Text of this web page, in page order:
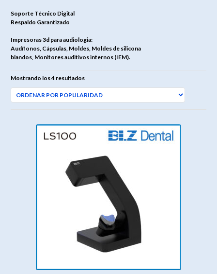
Soporte Técnico Digital
Respaldo Garantizado
Impresoras 3d para audiologia:
Audífonos, Cápsulas, Moldes, Moldes de silicona
blandos, Monitores auditivos internos (IEM).
Mostrando los 4 resultadosOrdenado
popularidad